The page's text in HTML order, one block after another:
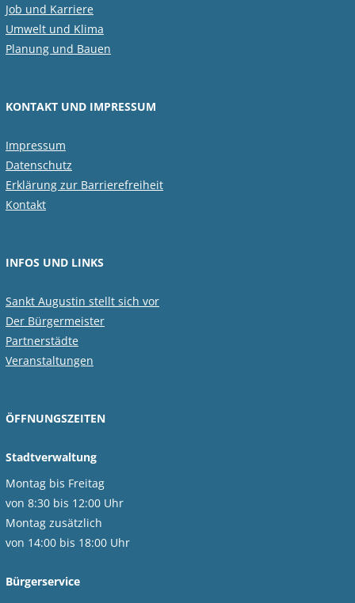
Job und Karriere
Umwelt und Klima
Planung und Bauen
KONTAKT UND IMPRESSUM
Impressum
Datenschutz
Erklärung zur Barrierefreiheit
Kontakt
INFOS UND LINKS
Sankt Augustin stellt sich vor
Der Bürgermeister
Partnerstädte
Veranstaltungen
ÖFFNUNGSZEITEN
Stadtverwaltung
Montag bis Freitag
von 8:30 bis 12:00 Uhr
Montag zusätzlich
von 14:00 bis 18:00 Uhr
Bürgerservice